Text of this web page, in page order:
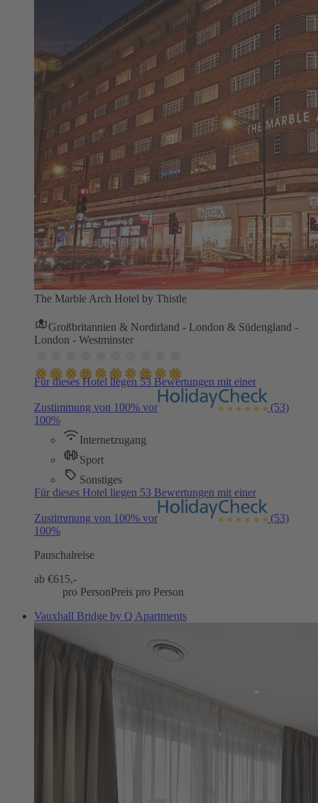
The Marble Arch Hotel by Thistle
Großbritannien & Nordirland - London & Südengland -
London - Westminster
Für dieses Hotel liegen 53 Bewertungen mit einer
Zustimmung von 100% vor
(53)
100%
Internetzugang
Sport
Sonstiges
Für dieses Hotel liegen 53 Bewertungen mit einer
Zustimmung von 100% vor
(53)
100%
Pauschalreise
ab €615,-
pro PersonPreis pro Person
Vauxhall Bridge by Q Apartments